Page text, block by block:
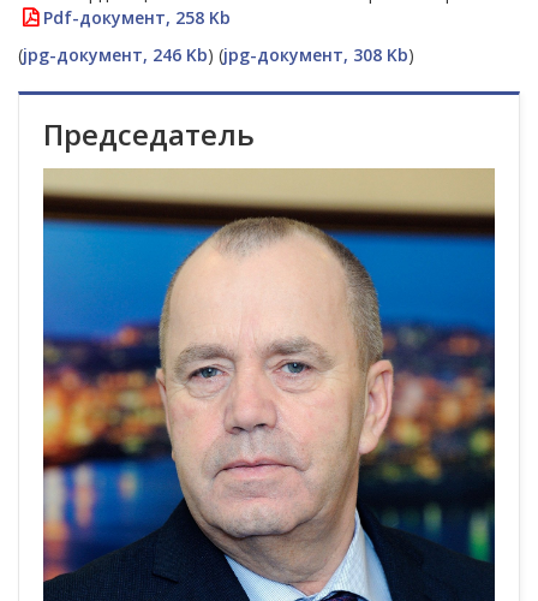
Pdf-документ, 258 Kb
(jpg-документ, 246 Kb) (jpg-документ, 308 Kb)
Председатель